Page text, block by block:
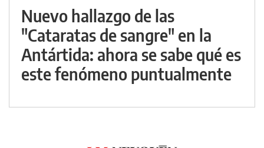
Nuevo hallazgo de las
"Cataratas de sangre" en la
Antártida: ahora se sabe qué es
este fenómeno puntualmente